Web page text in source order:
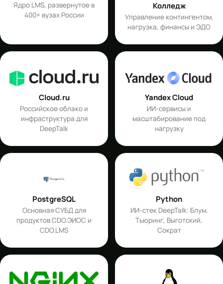
Ядро LMS, развернутое в
400+ вузах России
Колледж
Управление контингентом,
нагрузка, финансы и ЭДО
Cloud.ru
Российское облако и
инфраструктура для
DeepTalk
Yandex Cloud
ИИ-сервисы и
масштабирование под
нагрузку
PostgreSQL
Основная СУБД для
продуктов CDO.ЭИОС и
CDO.LMS
Python
ИИ-стек DeepTalk: Блум,
Тьюринг, Выготский,
Сократ